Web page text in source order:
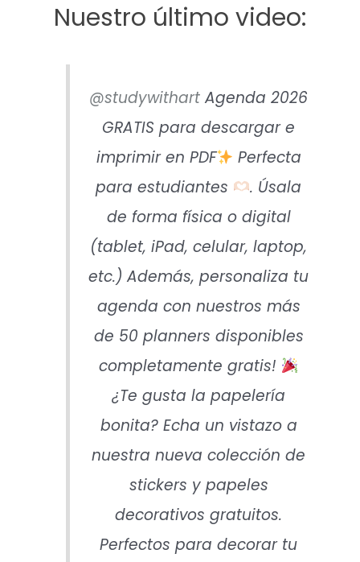
Nuestro último video:
@studywithart Agenda 2026
GRATIS para descargar e
imprimir en PDF
Perfecta
para estudiantes
. Úsala
de forma física o digital
(tablet, iPad, celular, laptop,
etc.) Además, personaliza tu
agenda con nuestros más
de 50 planners disponibles
completamente gratis!
¿Te gusta la papelería
bonita? Echa un vistazo a
nuestra nueva colección de
stickers y papeles
decorativos gratuitos.
Perfectos para decorar tu